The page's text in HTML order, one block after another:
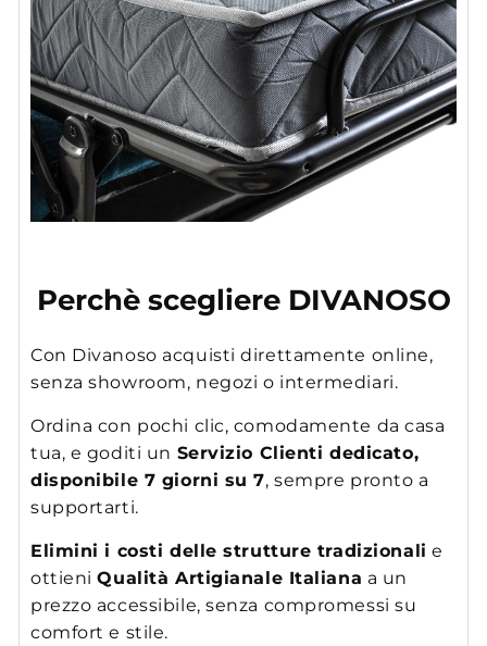
Perchè scegliere DIVANOSO
Con Divanoso acquisti direttamente online,
senza showroom, negozi o intermediari.
Ordina con pochi clic, comodamente da casa
tua, e goditi un Servizio Clienti dedicato,
disponibile 7 giorni su 7, sempre pronto a
supportarti.
Elimini i costi delle strutture tradizionali e
ottieniQualità Artigianale Italiana a un
prezzo accessibile, senza compromessi su
comfort e stile.